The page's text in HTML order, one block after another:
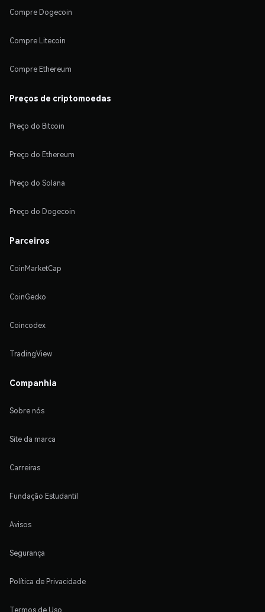
Compre Dogecoin
Compre Litecoin
Compre Ethereum
Preços de criptomoedas
Preço do Bitcoin
Preço do Ethereum
Preço do Solana
Preço do Dogecoin
Parceiros
CoinMarketCap
CoinGecko
Coincodex
TradingView
Companhia
Sobre nós
Site da marca
Carreiras
Fundação Estudantil
Avisos
Segurança
Política de Privacidade
Termos de Uso